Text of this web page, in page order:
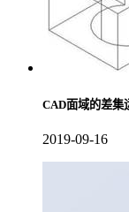
CAD面域的差集
2019-09-16